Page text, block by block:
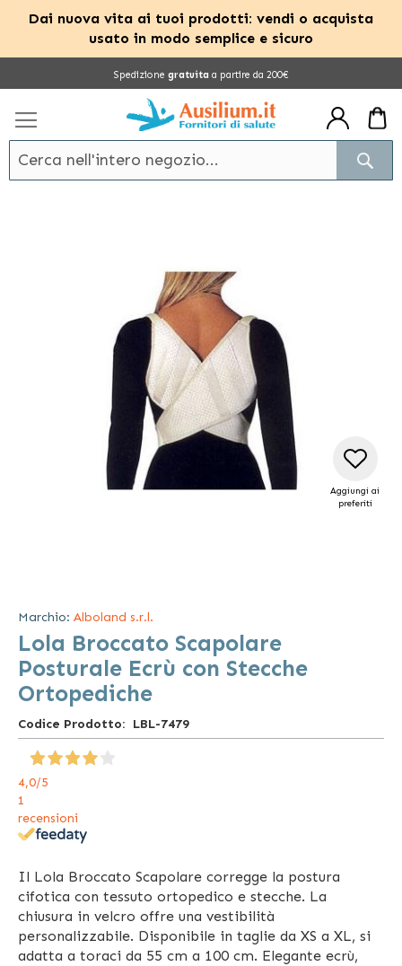
Dai nuova vita ai tuoi prodotti: vendi o acquista
usato in modo semplice e sicuro
Spedizione gratuita a partire da 200€
galleria
immagini
Aggiungi ai
preferiti
Marchio: Alboland s.r.l.
Lola Broccato Scapolare
Posturale Ecrù con Stecche
Ortopediche
Codice Prodotto LBL-7479
4,0/5
1
recensioni
Il Lola Broccato Scapolare corregge la postura
cifotica con tessuto ortopedico e stecche. La
chiusura in velcro offre una vestibilità
personalizzabile. Disponibile in taglie da XS a XL, si
adatta a toraci da 55 cm a 100 cm. Elegante ecrù,